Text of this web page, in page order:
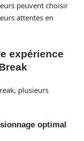
peuvent choisir
attentes en
expérience
plusieurs
optimal